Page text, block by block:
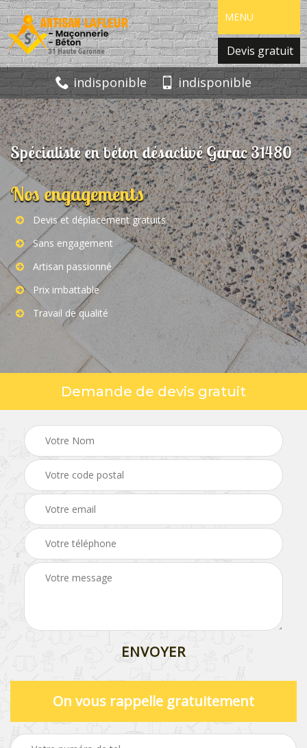
MENU
Devis gratuit
indisponible indisponible
Spécialiste en béton désactivé Garac 31480
Nos engagements
Devis et déplacement gratuits
Sans engagement
Artisan passionné
Prix imbattable
Travail de qualité
Demande de devis gratuit
On vous rappelle gratuitement